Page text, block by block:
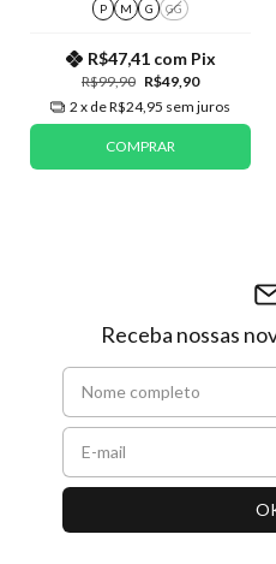
P M G GG
R$99,90 R$49,90
R$47,41 com Pix
2 x deR$24,95 sem juros
COMPRAR
Receba nossas